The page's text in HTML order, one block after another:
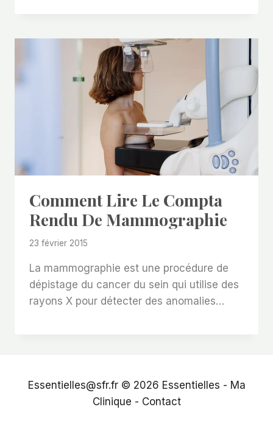
Comment Lire Le Compta
Rendu De Mammographie
23 février 2015
La mammographie est une procédure de
dépistage du cancer du sein qui utilise des
rayons X pour détecter des anomalies…
Essentielles@sfr.fr © 2026 Essentielles - Ma
Clinique - Contact